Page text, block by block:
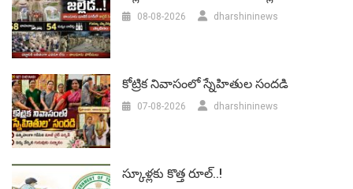
08-08-2026 dharshininews
కోట్రిక నివాసంలో స్నేహితుల సందడి
07-08-2026 dharshininews
స్కూళ్లకు కొత్త రూల్..!